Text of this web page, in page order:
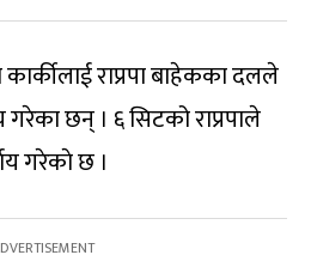
राप्रपा बाहेकका दलले
गरेका छन् । ६ सिटको राप्रपाले
गरेकाे छ ।